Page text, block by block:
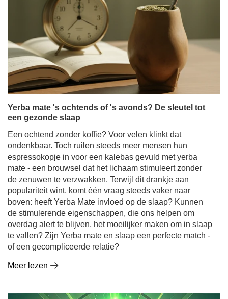
Yerba mate 's ochtends of 's avonds? De sleutel tot
een gezonde slaap
Een ochtend zonder koffie? Voor velen klinkt dat
ondenkbaar. Toch ruilen steeds meer mensen hun
espressokopje in voor een kalebas gevuld met yerba
mate - een brouwsel dat het lichaam stimuleert zonder
de zenuwen te verzwakken. Terwijl dit drankje aan
populariteit wint, komt één vraag steeds vaker naar
de stimulerende eigenschappen, die ons helpen om
overdag alert te blijven, het moeilijker maken om in slaap
te vallen? Zijn Yerba mate en slaap een perfecte match -
of een gecompliceerde relatie?
Meer lezen